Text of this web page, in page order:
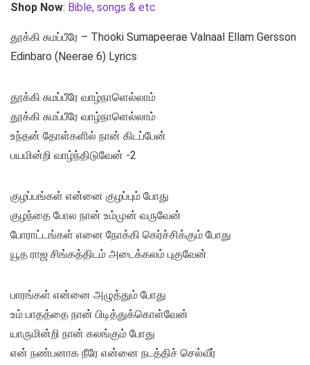
Shop Now: Bible, songs & etc
தூக்கி சுமப்பீரே – Thooki Sumapeerae Valnaal Ellam Gersson
Edinbaro (Neerae 6) Lyrics
தூக்கி சுமப்பீரே வாழ்நாளெல்லாம்
தூக்கி சுமப்பீரே வாழ்நாளெல்லாம்
உந்தன் தோள்களில் நான் கிடப்பேன்
பயமின்றி வாழ்ந்திடுவேன் -2
குழப்பங்கள் என்னை குழப்பும் போது
குழந்தை போல நான் உம்முன் வருவேன்
போராட்டங்கள் எனை நோக்கி கெர்ச்சிக்கும் போது
யூத ராஜ சிங்கத்திடம் அடைக்கலம் புகுவேன்
பாரங்கள் என்னை அழுத்தும் போது
உம் பாதத்தை நான் பிடித்துக்கொள்வேன்
யாருமின்றி நான் கலங்கும் போது
என் நண்பனாக நீரே என்னை நடத்திச் செல்வீர்